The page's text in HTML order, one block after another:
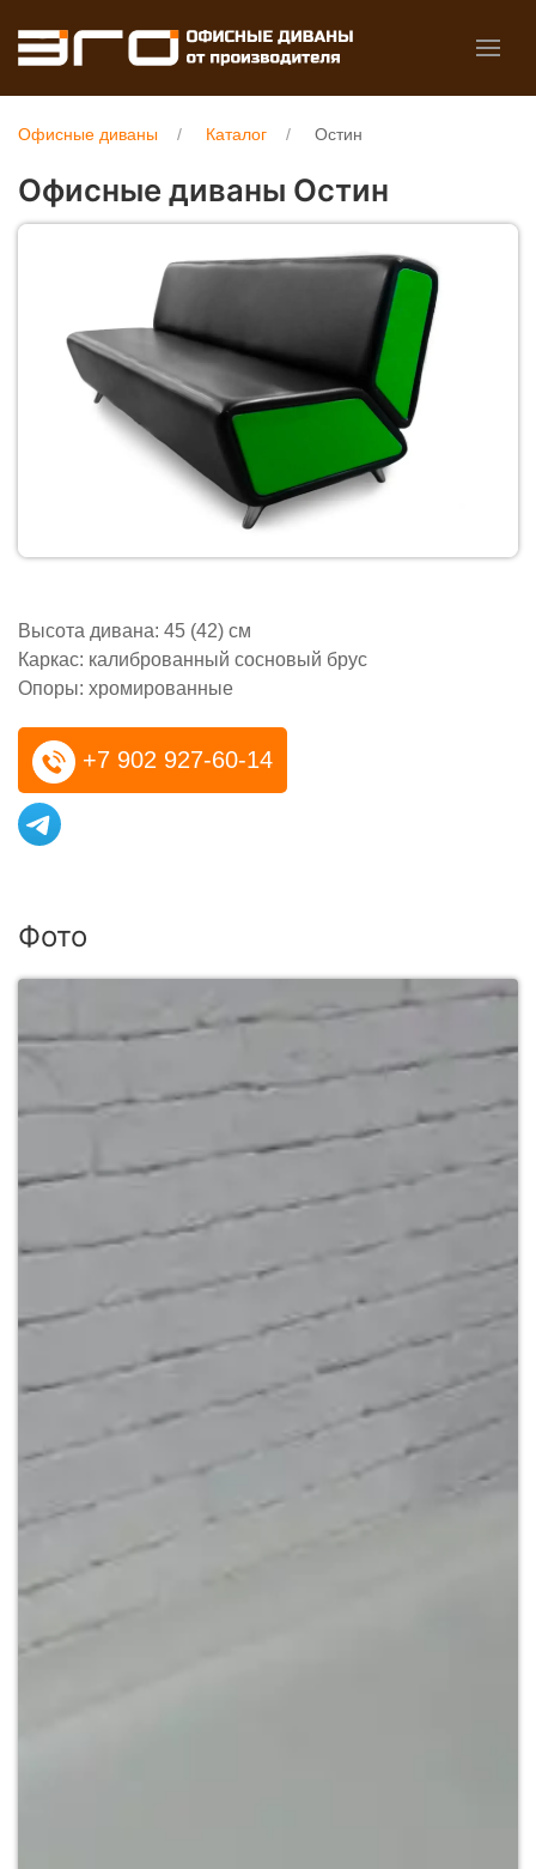
Офисные диваны Каталог Остин
Офисные диваны Остин
Высота дивана: 45 (42) см
Каркас: калиброванный сосновый брус
Опоры: хромированные
+7 902 927-60-14
Фото